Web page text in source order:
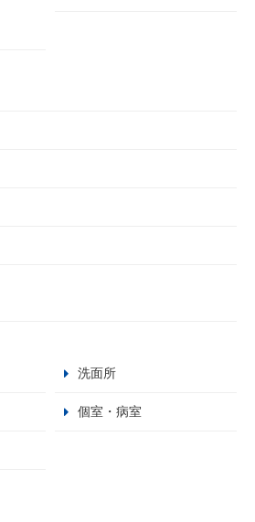
洗面所
個室・病室